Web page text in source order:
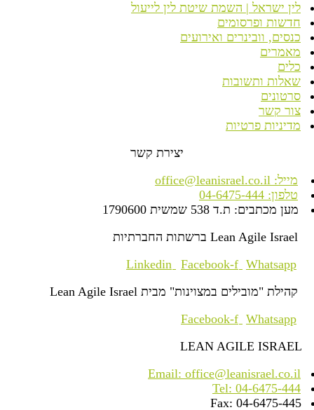
לין ישראל | השמת שיטת לין לייעול
חדשות ופרסומים
כנסים, וובינרים ואירועים
מאמרים
כלים
שאלות ותשובות
סרטונים
צור קשר
מדיניות פרטיות
יצירת קשר
מייל: office@leanisrael.co.il
טלפון: 04-6475-444
מען מכתבים: ת.ד 538 שמשית 1790600
Lean Agile Israel ברשתות החברתיות
Linkedin
Facebook-f Whatsapp
קהילת "מובילים במצוינות" מבית Lean Agile Israel
Facebook-f Whatsapp
LEAN AGILE ISRAEL
Email: office@leanisrael.co.il
Tel: 04-6475-444
Fax: 04-6475-445